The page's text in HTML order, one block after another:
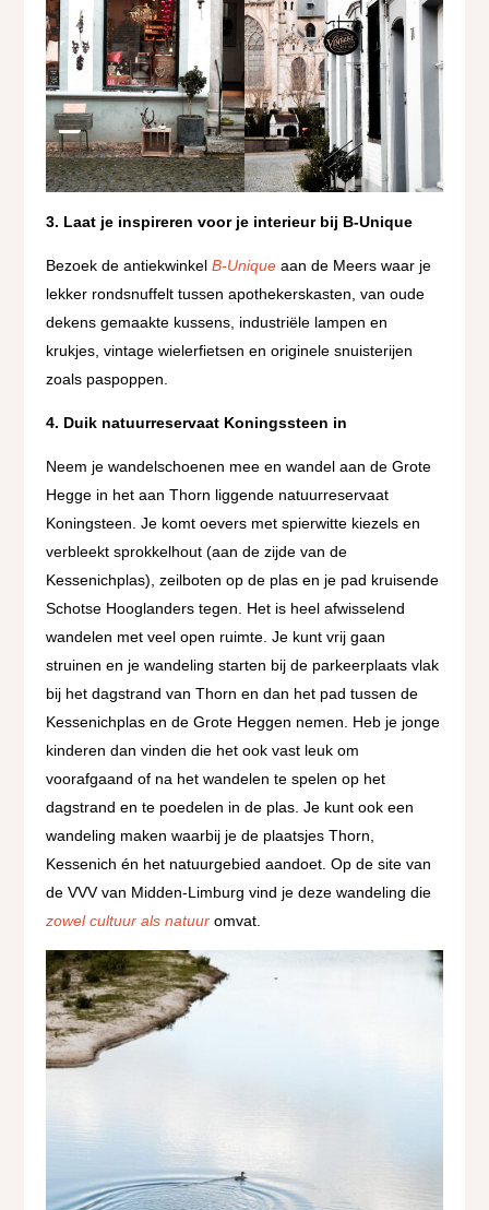
3. Laat je inspireren voor je interieur bij B-Unique
Bezoek de antiekwinkelB-Unique aan de Meers waar je
lekker rondsnuffelt tussen apothekerskasten, van oude
dekens gemaakte kussens, industriële lampen en
krukjes, vintage wielerfietsen en originele snuisterijen
zoals paspoppen.
4. Duik natuurreservaat Koningssteen in
Neem je wandelschoenen mee en wandel aan de Grote
Hegge in het aan Thorn liggende natuurreservaat
Koningsteen. Je komt oevers met spierwitte kiezels en
verbleekt sprokkelhout (aan de zijde van de
Kessenichplas), zeilboten op de plas en je pad kruisende
Schotse Hooglanders tegen. Het is heel afwisselend
wandelen met veel open ruimte. Je kunt vrij gaan
struinen en je wandeling starten bij de parkeerplaats vlak
bij het dagstrand van Thorn en dan het pad tussen de
Kessenichplas en de Grote Heggen nemen. Heb je jonge
kinderen dan vinden die het ook vast leuk om
voorafgaand of na het wandelen te spelen op het
dagstrand en te poedelen in de plas. Je kunt ook een
wandeling maken waarbij je de plaatsjes Thorn,
Kessenich én het natuurgebied aandoet. Op de site van
de VVV van Midden-Limburg vind je deze wandeling die
zowel cultuur als natuur omvat.